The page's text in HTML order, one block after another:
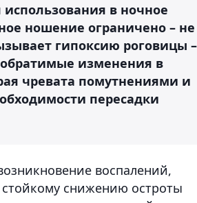
в ночное
ношение ограничено – не
гипоксию роговицы –
изменения в
чревата помутнениями и
пересадки
воспалений,
снижению остроты